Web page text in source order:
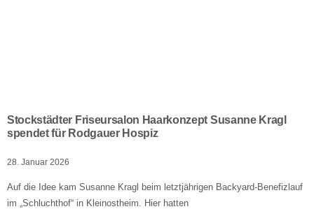
Stockstädter Friseursalon Haarkonzept Susanne Kragl
spendet für Rodgauer Hospiz
28. Januar 2026
Auf die Idee kam Susanne Kragl beim letztjährigen Backyard-Benefizlauf
im „Schluchthof“ in Kleinostheim. Hier hatten